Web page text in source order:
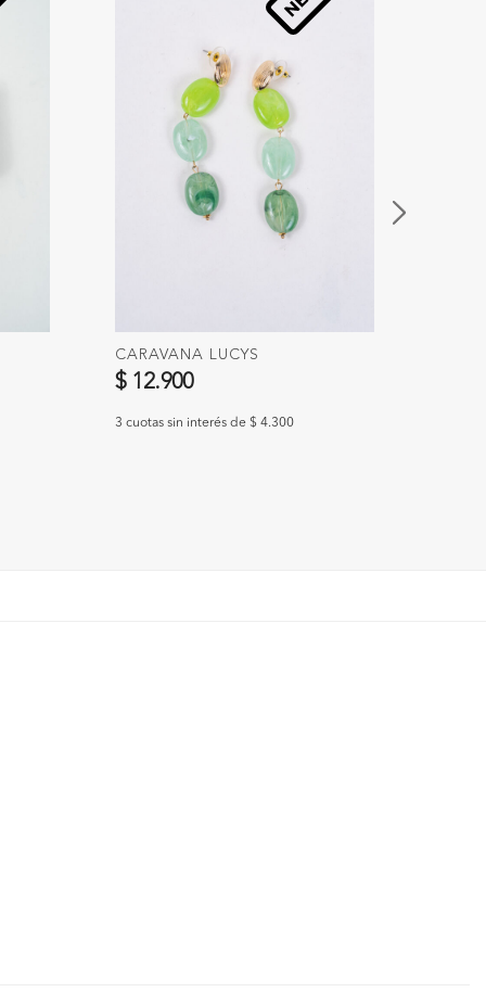
CARAVANA LUCYS
$ 12.900
3 cuotas sin interés de $ 4.300